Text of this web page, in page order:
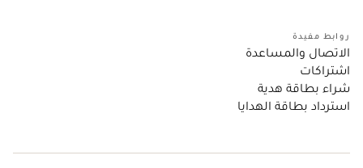
روابط مفيدة
الاتصال والمساعدة
اشتراكات
شراء بطاقة هدية
استرداد بطاقة الهدايا